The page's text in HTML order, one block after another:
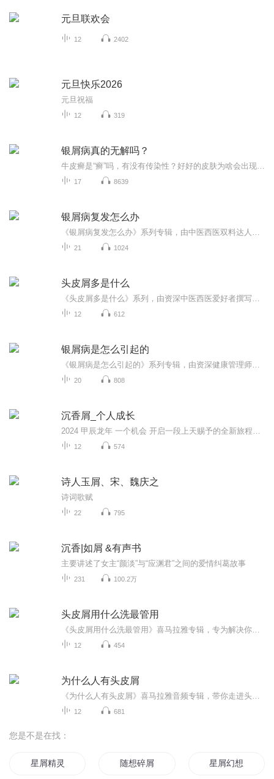
元旦联欢会
12 2402
元旦快乐2026
元旦祝福
12 319
银屑病真的无解吗？
17 8639
银屑病复发怎么办
21 1024
头皮屑多是什么
12 612
银屑病是怎么引起的
20 808
沉香屑_个人成长
12 574
诗人玉屑、宋、魏庆之
诗词歌赋
22 795
沉香|如屑 &有声书
主要讲述了女主“颜淡”与“应渊君”之间的爱情纠葛故事
231 100.2万
头皮屑用什么洗最管用
12 454
为什么人有头皮屑
12 681
您是不是在找：
星屑精灵 随想碎屑 星屑幻想